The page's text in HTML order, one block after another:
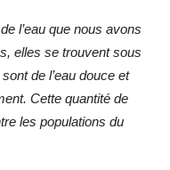
l’eau que nous avons
elles se trouvent sous
de l’eau douce et
Cette quantité de
les populations du